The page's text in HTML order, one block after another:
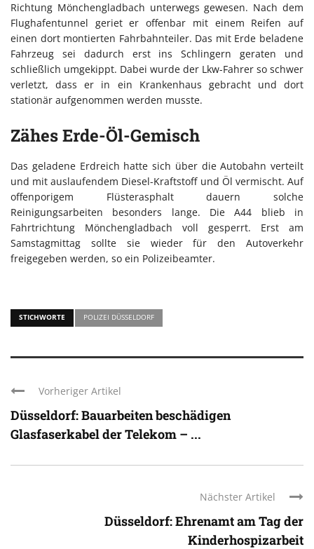
Richtung Mönchengladbach unterwegs gewesen. Nach dem
Flughafentunnel geriet er offenbar mit einem Reifen auf
einen dort montierten Fahrbahnteiler. Das mit Erde beladene
Fahrzeug sei dadurch erst ins Schlingern geraten und
schließlich umgekippt. Dabei wurde der Lkw-Fahrer so schwer
verletzt, dass er in ein Krankenhaus gebracht und dort
stationär aufgenommen werden musste.
Zähes Erde-Öl-Gemisch
Das geladene Erdreich hatte sich über die Autobahn verteilt
und mit auslaufendem Diesel-Kraftstoff und Öl vermischt. Auf
offenporigem Flüsterasphalt dauern solche
Reinigungsarbeiten besonders lange. Die A44 blieb in
Fahrtrichtung Mönchengladbach voll gesperrt. Erst am
Samstagmittag sollte sie wieder für den Autoverkehr
freigegeben werden, so ein Polizeibeamter.
STICHWORTE POLIZEI DÜSSELDORF
Vorheriger Artikel
Düsseldorf: Bauarbeiten beschädigen
Glasfaserkabel der Telekom – ...
Nächster Artikel
Düsseldorf: Ehrenamt am Tag der
Kinderhospizarbeit